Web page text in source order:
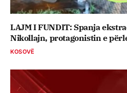
LAJM I FUNDIT: Spanja
Nikollajn, protagonistin e
KOSOVË